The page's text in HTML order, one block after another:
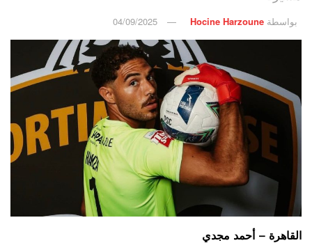
بواسطة Hocine Harzoune
04/09/2025
القاهرة – أحمد مجدي